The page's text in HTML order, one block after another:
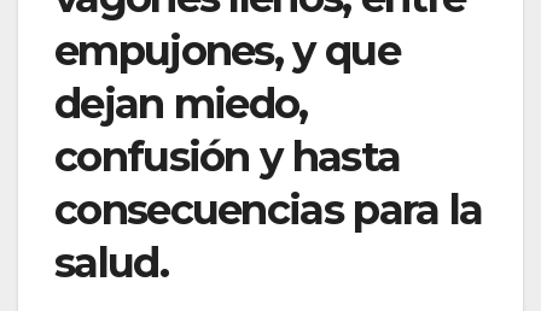
empujones, y que
dejan miedo,
confusión y hasta
consecuencias para la
salud.